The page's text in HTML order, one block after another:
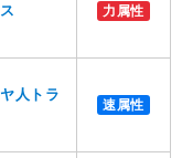
力属性
人トラ
速属性